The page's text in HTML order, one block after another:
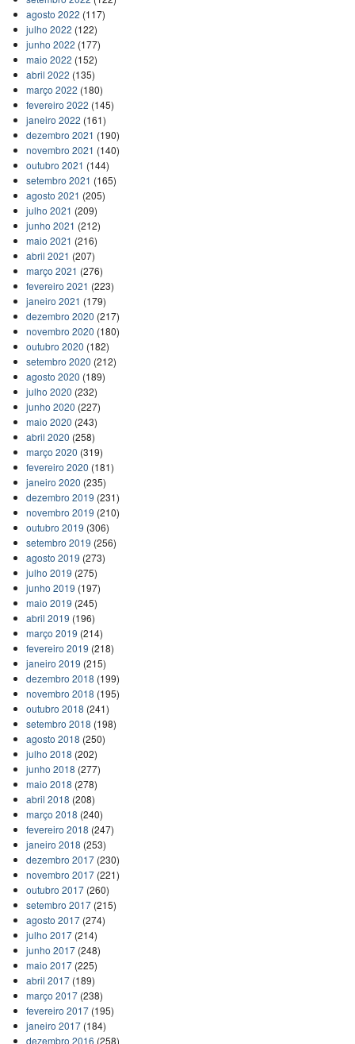
agosto 2022 (117)
julho 2022 (122)
junho 2022 (177)
maio 2022 (152)
abril 2022 (135)
março 2022 (180)
fevereiro 2022 (145)
janeiro 2022 (161)
dezembro 2021 (190)
novembro 2021 (140)
outubro 2021 (144)
setembro 2021 (165)
agosto 2021 (205)
julho 2021 (209)
junho 2021 (212)
maio 2021 (216)
abril 2021 (207)
março 2021 (276)
fevereiro 2021 (223)
janeiro 2021 (179)
dezembro 2020 (217)
novembro 2020 (180)
outubro 2020 (182)
setembro 2020 (212)
agosto 2020 (189)
julho 2020 (232)
junho 2020 (227)
maio 2020 (243)
abril 2020 (258)
março 2020 (319)
fevereiro 2020 (181)
janeiro 2020 (235)
dezembro 2019 (231)
novembro 2019 (210)
outubro 2019 (306)
setembro 2019 (256)
agosto 2019 (273)
julho 2019 (275)
junho 2019 (197)
maio 2019 (245)
abril 2019 (196)
março 2019 (214)
fevereiro 2019 (218)
janeiro 2019 (215)
dezembro 2018 (199)
novembro 2018 (195)
outubro 2018 (241)
setembro 2018 (198)
agosto 2018 (250)
julho 2018 (202)
junho 2018 (277)
maio 2018 (278)
abril 2018 (208)
março 2018 (240)
fevereiro 2018 (247)
janeiro 2018 (253)
dezembro 2017(230)
novembro 2017(221)
outubro 2017(260)
setembro 2017(215)
agosto 2017(274)
julho 2017(214)
junho 2017(248)
maio 2017(225)
abril 2017(189)
março 2017(238)
fevereiro 2017(195)
janeiro 2017(184)
dezembro 2016 (258)